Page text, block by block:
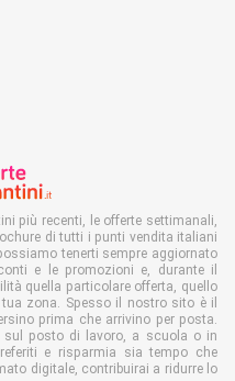
più recenti, le offerte settimanali,
di tutti i punti vendita italiani
tenerti sempre aggiornato
e le promozioni e, durante il
quella particolare offerta, quello
zona. Spesso il nostro sito è il
prima che arrivino per posta.
sul posto di lavoro, a scuola o in
e risparmia sia tempo che
digitale, contribuirai a ridurre lo